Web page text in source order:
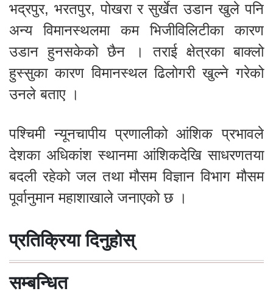
भद्रपुर, भरतपुर, पोखरा र सुर्खेत उडान खुले पनि
अन्य विमानस्थलमा कम भिजीविलिटीका कारण
उडान हुनसकेको छैन । तराई क्षेत्रका बाक्लो
हुस्सुका कारण विमानस्थल ढिलोगरी खुल्ने गरेको
उनले बताए ।
पश्चिमी न्यूनचापीय प्रणालीको आंशिक प्रभावले
देशका अधिकांश स्थानमा आंशिकदेखि साधरणतया
बदली रहेको जल तथा मौसम विज्ञान विभाग मौसम
पूर्वानुमान महाशाखाले जनाएको छ ।
प्रतिक्रिया दिनुहोस्
सम्बन्धित